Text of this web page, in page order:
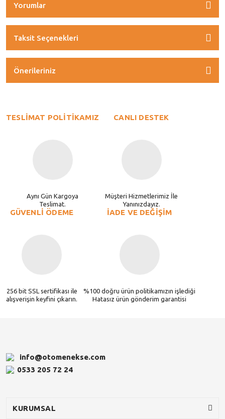
Yorumlar
Taksit Seçenekleri
Önerileriniz
TESLİMAT POLİTİKAMIZ
Aynı Gün Kargoya
Teslimat.
CANLI DESTEK
Müşteri Hizmetlerimiz İle
Yanınızdayız.
GÜVENLİ ÖDEME
256 bit SSL sertifikası ile
alışverişin keyfini çıkarın.
İADE VE DEĞİŞİM
%100 doğru ürün politikamızın işlediği
Hatasız ürün gönderim garantisi
info@otomenekse.com
0533 205 72 24
KURUMSAL